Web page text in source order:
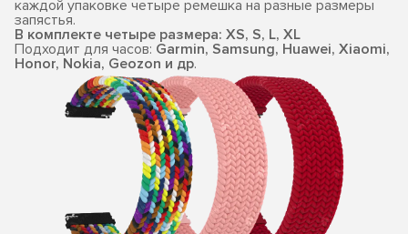
каждой упаковке четыре ремешка на разные размеры
запястья.
В комплекте четыре размера: XS, S, L, XL
Подходит для часов: Garmin, Samsung, Huawei, Xiaomi,
Honor, Nokia, Geozon и др.